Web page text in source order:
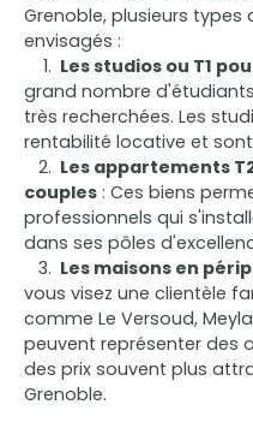
Grenoble, plusieurs types
envisagés :
Les studios ou T1
grand nombre
très recherchées. Les
rentabilité locative et
Les appartements
couples : Ces biens
professionnels qui
dans ses pôles
Les maisons en
vous visez une clientèle
comme Le Versoud,
peuvent représenter des
des prix souvent plus
Grenoble.